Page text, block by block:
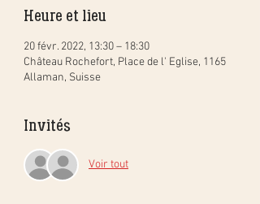
Heure et lieu
20 févr. 2022, 13:30 – 18:30
Château Rochefort, Place de l' Eglise, 1165
Allaman, Suisse
Invités
Voir tout